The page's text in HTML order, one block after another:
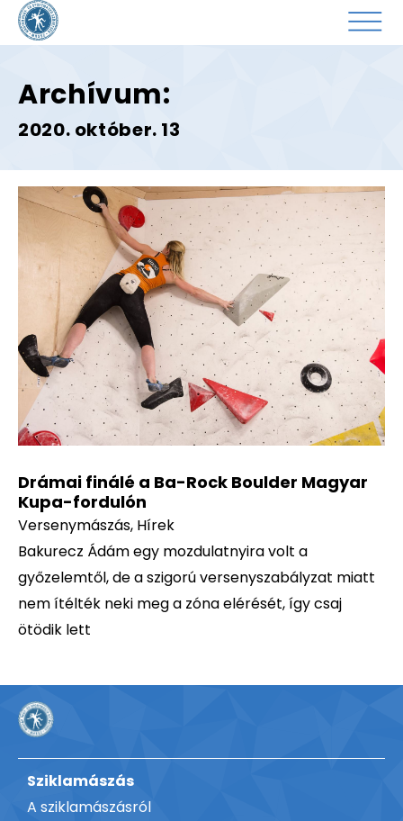
Archívum:
2020. október. 13
Drámai finálé a Ba-Rock Boulder Magyar
Kupa-fordulón
Versenymászás, Hírek
Bakurecz Ádám egy mozdulatnyira volt a
győzelemtől, de a szigorú versenyszabályzat miatt
nem ítélték neki meg a zóna elérését, így csaj
ötödik lett
Sziklamászás
A sziklamászásról